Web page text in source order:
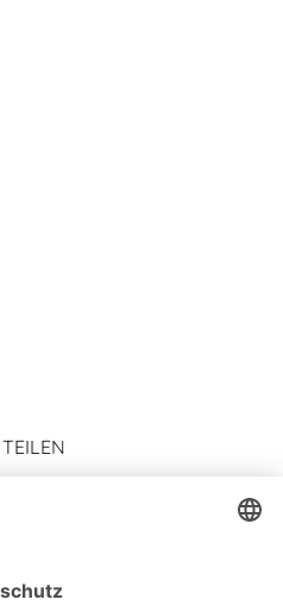
TEILEN